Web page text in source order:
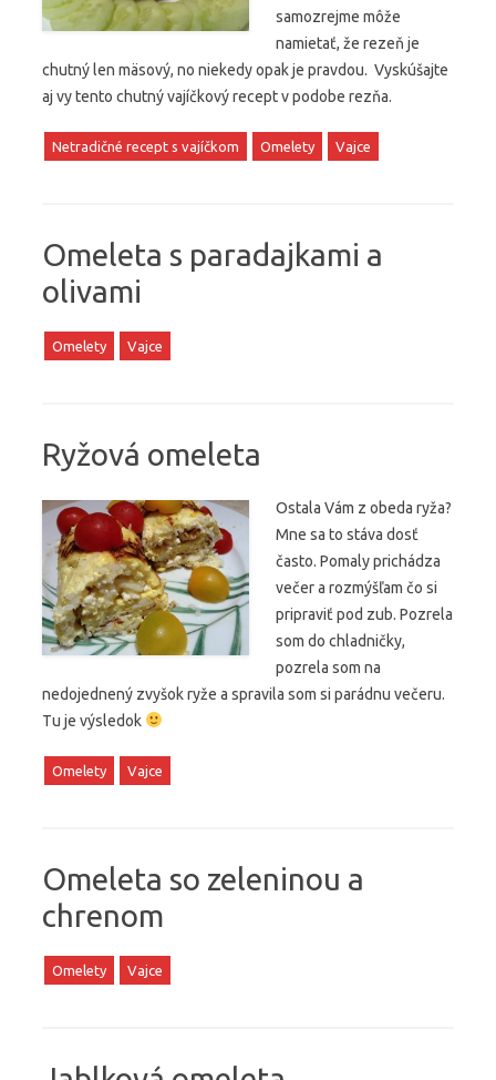
samozrejme môže
namietať, že rezeň je
chutný len mäsový, no niekedy opak je pravdou. Vyskúšajte
aj vy tento chutný vajíčkový recept v podobe rezňa.
Netradičné recept s vajíčkom Omelety Vajce
Omeleta s paradajkami a
olivami
Omelety Vajce
Ryžová omeleta
Ostala Vám z obeda ryža?
Mne sa to stáva dosť
často. Pomaly prichádza
večer a rozmýšľam čo si
pripraviť pod zub. Pozrela
som do chladničky,
pozrela som na
nedojednený zvyšok ryže a spravila som si parádnu večeru.
Tu je výsledok
Omelety Vajce
Omeleta so zeleninou a
chrenom
Omelety Vajce